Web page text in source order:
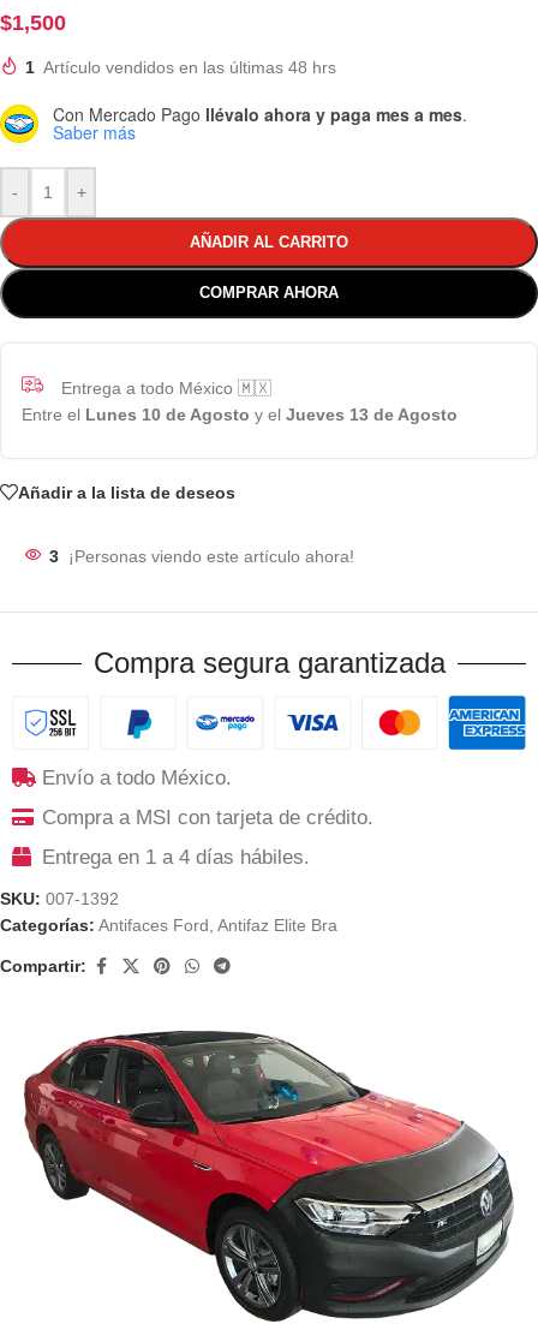
$1,500
1 Artículo vendidos en las últimas 48 hrs
Con Mercado Pago llévalo ahora y paga mes a mes.
Saber más
- +
AÑADIR AL CARRITO
COMPRAR AHORA
Entrega a todo México 🇲🇽
Entre el Lunes 10 de Agosto y el Jueves 13 de Agosto
Añadir a la lista de deseos
3 ¡Personas viendo este artículo ahora!
Compra segura garantizada
Envío a todo México.
Compra a MSI con tarjeta de crédito.
Entrega en 1 a 4 días hábiles.
SKU: 007-1392
Categorías: Antifaces Ford Antifaz Elite Bra
Compartir: